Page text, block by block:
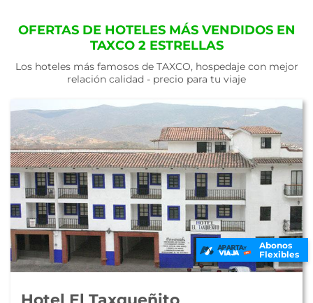
OFERTAS DE HOTELES MÁS VENDIDOS EN
TAXCO 2 ESTRELLAS
Los hoteles más famosos de TAXCO, hospedaje con mejor
relación calidad - precio para tu viaje
Abonos
Flexibles